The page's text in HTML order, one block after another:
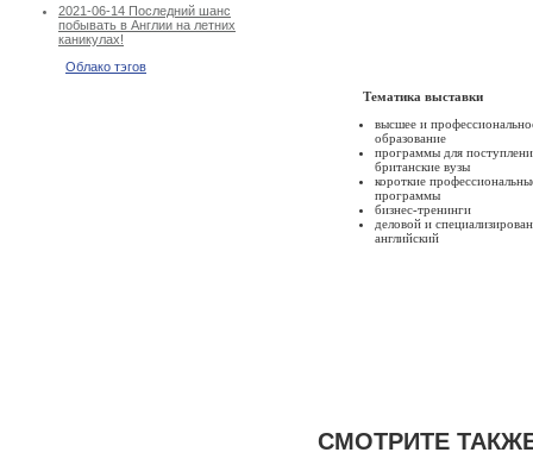
2021-06-14 Последний шанс
побывать в Англии на летних
каникулах!
Облако тэгов
Тематика выставки
высшее и
образование
программы для
британские вузы
короткие
программы
бизнес-тренинги
деловой и
английский
СМОТРИТЕ